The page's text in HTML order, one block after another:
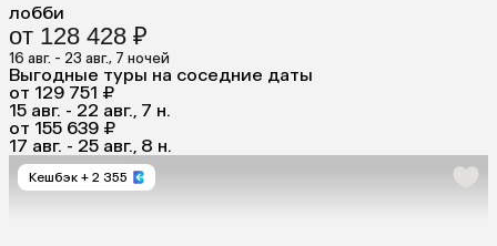
лобби
от 128 428 ₽
16 авг. - 23 авг., 7 ночей
Выгодные туры на соседние даты
от 129 751 ₽
15 авг. - 22 авг., 7 н.
от 155 639 ₽
17 авг. - 25 авг., 8 н.
Кешбэк + 2 355